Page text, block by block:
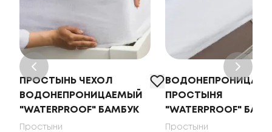
ПРОСТЫНЬ ЧЕХОЛ
ВОДОНЕПРОНИЦАЕМЫЙ
"WATERPROOF" БАМБУК
Простыни
ПРОСТЫНЯ
"WATERPROOF"
Простыни